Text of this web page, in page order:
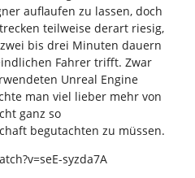
auflaufen zu lassen, doch
teilweise derart riesig,
bis drei Minuten dauern
Fahrer trifft. Zwar
Unreal Engine
man viel lieber mehr von
ganz so
begutachten zu müssen.
syzda7A